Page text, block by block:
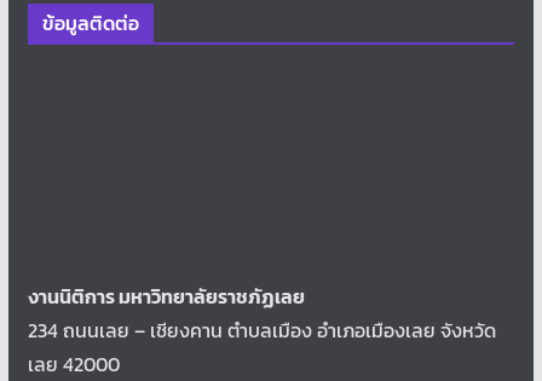
ข้อมูลติดต่อ
งานนิติการ มหาวิทยาลัยราชภัฏเลย
234 ถนนเลย – เชียงคาน ตำบลเมือง อำเภอเมืองเลย จังหวัด
เลย 42000